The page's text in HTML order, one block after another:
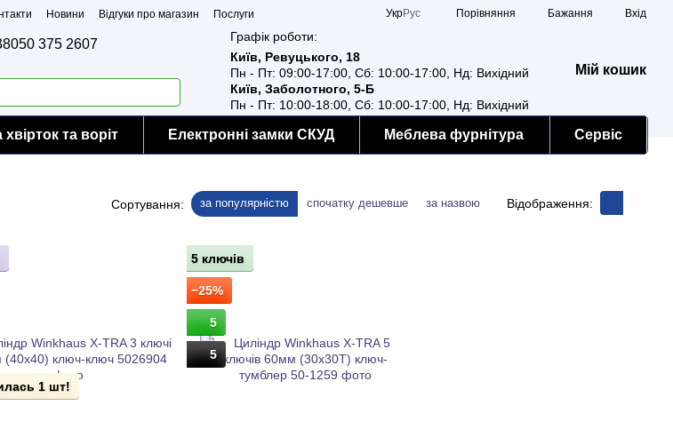
Новини Відгуки про магазин
Послуги
УкрРус Порівняння Бажання Вхід
375 2607
Графік роботи:
Київ, Ревуцького, 18
Пн - Пт: 09:00-17:00, Сб: 10:00-17:00, Нд: Вихідний
Київ, Заболотного, 5-Б
Пн - Пт: 10:00-18:00, Сб: 10:00-17:00, Нд: Вихідний
Мій кошик
та воріт Електронні замки СКУД Меблева фурнітура Сервіс
Сортування: за популярністю спочатку дешевше за назвою Відображення:
1 шт!
5 ключів
−25%
5
5